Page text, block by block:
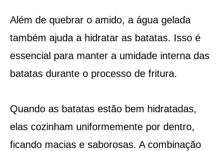
Além de quebrar o amido, a água gelada
também ajuda a hidratar as batatas. Isso é
essencial para manter a umidade interna das
batatas durante o processo de fritura.
Quando as batatas estão bem hidratadas,
elas cozinham uniformemente por dentro,
ficando macias e saborosas. A combinação